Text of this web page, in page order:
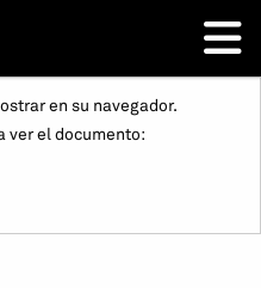
en su navegador.
ver el documento: